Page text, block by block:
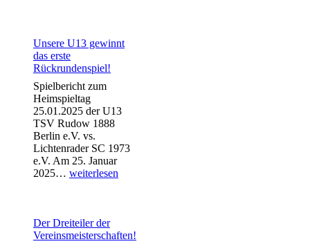
Rückrundenauftakt!
Unsere U13 gewinnt
das erste
Rückrundenspiel!
Spielbericht zum
Heimspieltag
25.01.2025 der U13
TSV Rudow 1888
Berlin e.V. vs.
Lichtenrader SC 1973
e.V. Am 25. Januar
2025… Unsere
erste
Rückrundenspiel!
weiterlesen
Der Dreiteiler der
Vereinsmeisterschaften!